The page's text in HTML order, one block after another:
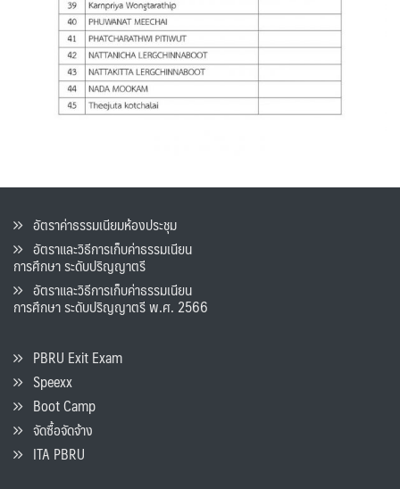
อัตราค่าธรรมเนียมห้องประชุม
อัตราและวิธีการเก็บค่าธรรมเนียน
การศึกษา ระดับปริญญาตรี
อัตราและวิธีการเก็บค่าธรรมเนียน
การศึกษา ระดับปริญญาตรี พ.ศ. 2566
PBRU Exit Exam
Speexx
Boot Camp
จัดซื้อจัดจ้าง
ITA PBRU